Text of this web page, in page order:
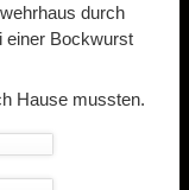
durch
einer Bockwurst
Hause mussten.